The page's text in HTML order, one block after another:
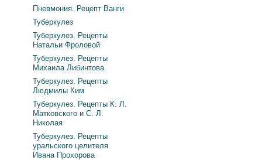
Пневмония. Рецепт Ванги
Туберкулез
Туберкулез. Рецепты
Натальи Фроловой
Туберкулез. Рецепты
Михаила Либинтова
Туберкулез. Рецепты
Людмилы Ким
Туберкулез. Рецепты К. Л.
Матковского и С. Л.
Николая
Туберкулез. Рецепты
уральского целителя
Ивана Прохорова